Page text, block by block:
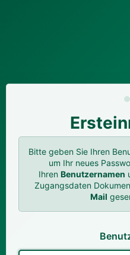
Bitte geben Sie Ihren
um Ihr neues
Ihren Benutzernamen
Zugangsdaten
Mail